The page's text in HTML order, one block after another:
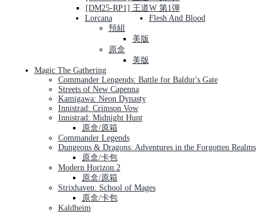
[DM25-RP1] 王道W 第1弾
Lorcana
預組
美版
原盒
美版
Flesh And Blood
Magic The Gathering
Commander Lengends: Battle for Baldur's Gate
Streets of New Capenna
Kamigawa: Neon Dynasty
Innistrad: Crimson Vow
Innistrad: Midnight Hunt
原盒/原箱
Commander Legends
Dungeons & Dragons: Adventures in the Forgotten Realms
原盒/卡包
Modern Horizon 2
原盒/原箱
Strixhaven: School of Mages
原盒/卡包
Kaldheim